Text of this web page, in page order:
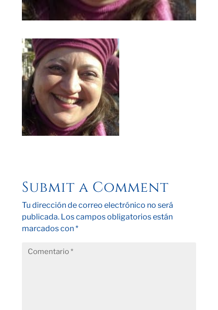
Submit a Comment
Tu dirección de correo electrónico no será
publicada. Los campos obligatorios están
marcados con*